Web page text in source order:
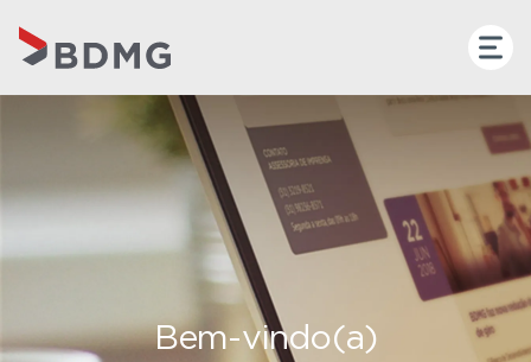
Bem-vindo(a)